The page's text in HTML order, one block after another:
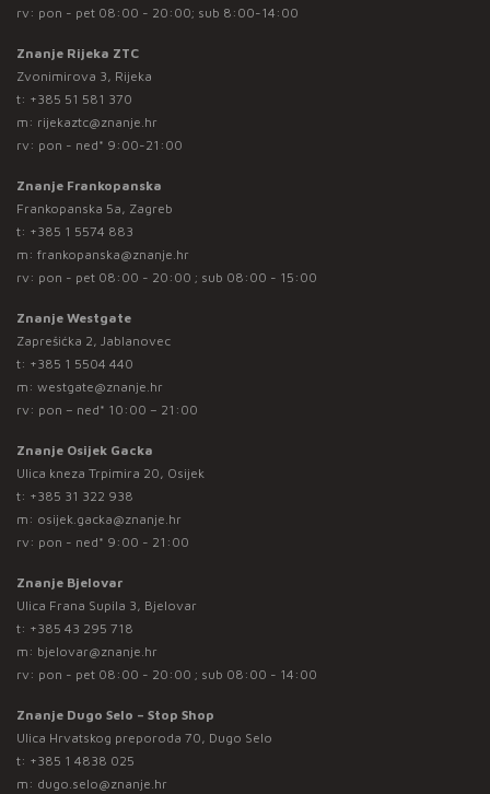
rv: pon - pet 08:00 - 20:00; sub 8:00-14:00
Znanje Rijeka ZTC
Zvonimirova 3, Rijeka
t: +385 51 581 370
m: rijekaztc@znanje.hr
rv: pon - ned* 9:00-21:00
Znanje Frankopanska
Frankopanska 5a, Zagreb
t: +385 1 5574 883
m: frankopanska@znanje.hr
rv: pon - pet 08:00 - 20:00 ; sub 08:00 - 15:00
Znanje Westgate
Zaprešićka 2, Jablanovec
t: +385 1 5504 440
m: westgate@znanje.hr
rv: pon – ned* 10:00 – 21:00
Znanje Osijek Gacka
Ulica kneza Trpimira 20, Osijek
t: +385 31 322 938
m: osijek.gacka@znanje.hr
rv: pon - ned* 9:00 - 21:00
Znanje Bjelovar
Ulica Frana Supila 3, Bjelovar
t: +385 43 295 718
m: bjelovar@znanje.hr
rv: pon - pet 08:00 - 20:00 ; sub 08:00 - 14:00
Znanje Dugo Selo – Stop Shop
Ulica Hrvatskog preporoda 70, Dugo Selo
t: +385 1 4838 025
m: dugo.selo@znanje.hr